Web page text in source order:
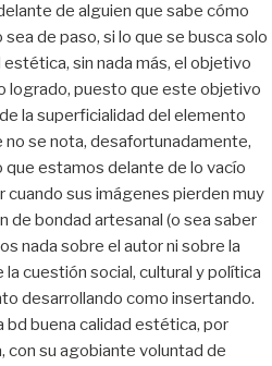
de alguien que sabe cómo
sea de paso, si lo que se busca solo
sin nada más, el objetivo
logrado, puesto que este objetivo
la superficialidad del elemento
se nota, desafortunadamente,
que estamos delante de lo vacío
cuando sus imágenes pierden muy
de bondad artesanal (o sea saber
nada sobre el autor ni sobre la
cuestión social, cultural y política
desarrollando como insertando.
bd buena calidad estética, por
con su agobiante voluntad de